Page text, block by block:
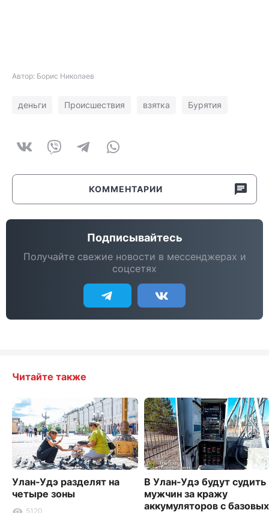
Автор: Борис Николаев
деньги Происшествия взятка Бурятия
КОММЕНТАРИИ
Подписывайтесь
Получайте свежие новости в мессенджерах и
соцсетях
Читайте также
Улан-Удэ разделят на
четыре зоны
5120
В Улан-Удэ будут судить
мужчин за кражу
аккумуляторов с базовых